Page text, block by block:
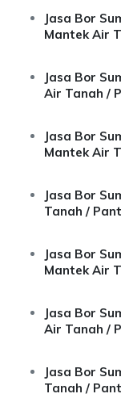
Jasa Bor
Mantek Air
Jasa Bor
Air Tanah /
Jasa Bor
Mantek Air
Jasa Bor
Tanah /
Jasa Bor
Mantek Air
Jasa Bor
Air Tanah /
Jasa Bor
Tanah /